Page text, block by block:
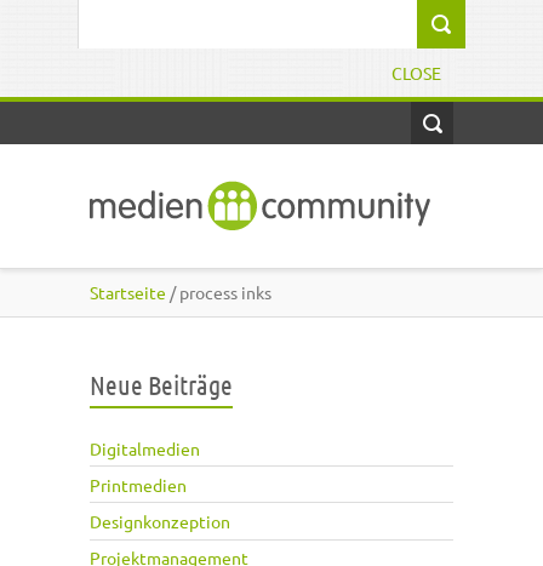
CLOSE
Startseite / process inks
Neue Beiträge
Digitalmedien
Printmedien
Designkonzeption
Projektmanagement